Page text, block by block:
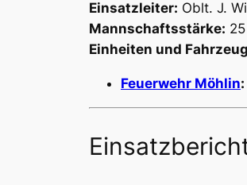
Einsatzleiter: Oblt. J.
Mannschaftsstärke: 25
Einheiten und
Feuerwehr Möhlin: